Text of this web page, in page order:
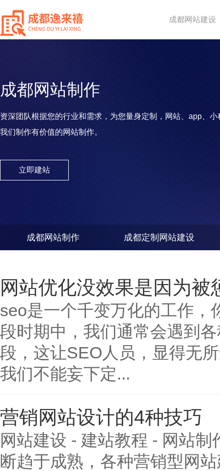
成都网站建设
成都网站制作
资深团队根据您的行业和需求，为您量身定制，网站、app、
我们制作有价值的网站制作。
立即建站
成都网站制作 成都定制网站建设
网站优化没效果是因为被
seo是一个千变万化的工作，
段时期中，我们通常会遇到
段，这让SEO人员，显得无
我们不能妄下定...
营销网站设计的4种技巧
网站建设 - 建站教程 - 网站
断趋于成熟，各种营销型网